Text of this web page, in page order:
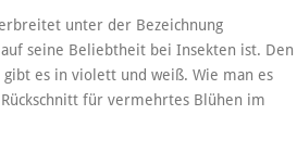
unter der Bezeichnung
seine Beliebtheit bei Insekten ist. Den
es in violett und weiß. Wie man es
für vermehrtes Blühen im